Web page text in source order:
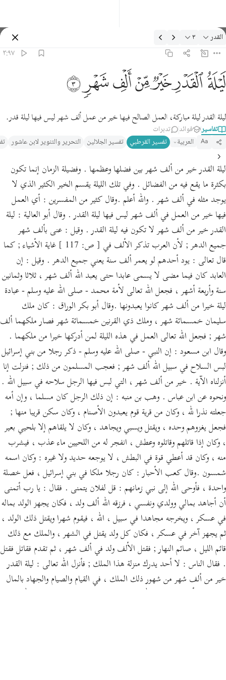
التفسير: القدر ٣:٩٧
القدر ٣
٣:٩٧
ليلة القدر خير من الف شهر ٣
لَيْلَةُ ٱلْقَدْرِ خَيْرٌۭ مِّنْ أَلْفِ شَهْرٍۢ ٣
ﱱﱲﱳﱴﱵﱶ ﱷ
ليلة القدر ليلة مباركة، العمل الصالح فيها خير من عمل ألف شهر ليس فيها ليلة قدر.
تفاسير فوائد تدبرات
Aa العربية تفسير القرطبي‎ تفسير الجلالين التحرير والتنوير لابن عاشور
ليلة القدر خير من ألف شهر بين فضلها وعظمها . وفضيلة الزمان إنما تكون
بكثرة ما يقع فيه من الفضائل . وفي تلك الليلة يقسم الخير الكثير الذي لا
يوجد مثله في ألف شهر . والله أعلم .وقال كثير من المفسرين : أي العمل
فيها خير من العمل في ألف شهر ليس فيها ليلة القدر . وقال أبو العالية : ليلة
القدر خير من ألف شهر لا تكون فيه ليلة القدر . وقيل : عنى بألف شهر
جميع الدهر ; لأن العرب تذكر الألف في [ ص: 117 ] غاية الأشياء ; كما
قال تعالى : يود أحدهم لو يعمر ألف سنة يعني جميع الدهر . وقيل : إن
العابد كان فيما مضى لا يسمى عابدا حتى يعبد الله ألف شهر ، ثلاثا وثمانين
سنة وأربعة أشهر ، فجعل الله تعالى لأمة محمد - صلى الله عليه وسلم - عبادة
ليلة خيرا من ألف شهر كانوا يعبدونها .وقال أبو بكر الوراق : كان ملك
سليمان خمسمائة شهر ، وملك ذي القرنين خمسمائة شهر فصار ملكهما ألف
شهر ; فجعل الله تعالى العمل في هذه الليلة لمن أدركها خيرا من ملكهما .
وقال ابن مسعود : إن النبي - صلى الله عليه وسلم - ذكر رجلا من بني إسرائيل
لبس السلاح في سبيل الله ألف شهر ; فعجب المسلمون من ذلك ; فنزلت إنا
أنزلناه الآية . خير من ألف شهر ، التي لبس فيها الرجل سلاحه في سبيل الله .
ونحوه عن ابن عباس . وهب بن منبه : إن ذلك الرجل كان مسلما ، وإن أمه
جعلته نذرا لله ، وكان من قرية قوم يعبدون الأصنام ، وكان سكن قريبا منها ;
فجعل يغزوهم وحده ، ويقتل ويسبي ويجاهد ، وكان لا يلقاهم إلا بلحيي بعير
، وكان إذا قاتلهم وقاتلوه وعطش ، انفجر له من اللحيين ماء عذب ، فيشرب
منه ، وكان قد أعطي قوة في البطش ، لا يوجعه حديد ولا غيره : وكان اسمه
شمسون .وقال كعب الأحبار : كان رجلا ملكا في بني إسرائيل ، فعل خصلة
واحدة ، فأوحى الله إلى نبي زمانهم : قل لفلان يتمنى . فقال : يا رب أتمنى
أن أجاهد بمالي وولدي ونفسي ، فرزقه الله ألف ولد ، فكان يجهز الولد بماله
في عسكر ، ويخرجه مجاهدا في سبيل ، الله ، فيقوم شهرا ويقتل ذلك الولد ،
ثم يجهز آخر في عسكر ، فكان كل ولد يقتل في الشهر ، والملك مع ذلك
قائم الليل ، صائم النهار ; فقتل الألف ولد في ألف شهر ، ثم تقدم فقاتل فقتل
. فقال الناس : لا أحد يدرك منزلة هذا الملك ; فأنزل الله تعالى : ليلة القدر
خير من ألف شهر من شهور ذلك الملك ، في القيام والصيام والجهاد بالمال